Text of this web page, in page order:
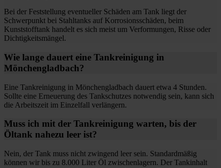
Bei der Feststellung eventueller Schäden am Tank liegt der
Schwerpunkt bei Stahltanks auf Korrosionsschäden, beim
Kunststofftank handelt es sich meist um Verformungen, Risse oder
Dichtigkeitsmängel.
Wie lange dauert eine Tankreinigung in
Mönchengladbach?
Eine Tankreinigung in Mönchengladbach dauert etwa 4 Stunden.
Sollte eine Erneuerung des Tankschutzes notwendig sein, kann sich
die Arbeitszeit im Einzelfall verlängern.
Muss ich mit der Tankreinigung warten, bis der
Öltank nahezu leer ist?
Nein, der Tank muss nicht zwingend leer sein. Standardmäßig
können wir bis zu 8.000 Liter Öl zwischenlagern. Der Tankinhalt